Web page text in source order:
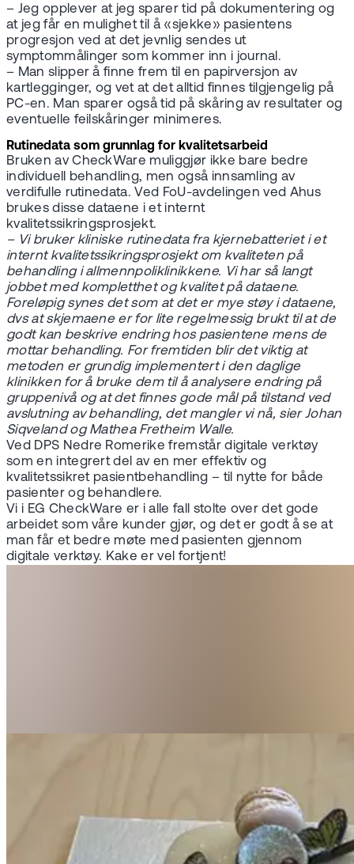
– Jeg opplever at jeg sparer tid på dokumentering og
at jeg får en mulighet til å «sjekke» pasientens
progresjon ved at det jevnlig sendes ut
symptommålinger som kommer inn i journal.
– Man slipper å finne frem til en papirversjon av
kartlegginger, og vet at det alltid finnes tilgjengelig på
PC-en. Man sparer også tid på skåring av resultater og
eventuelle feilskåringer minimeres.
Rutinedata som grunnlag for kvalitetsarbeid
Bruken av CheckWare muliggjør ikke bare bedre
individuell behandling, men også innsamling av
verdifulle rutinedata. Ved FoU-avdelingen ved Ahus
brukes disse dataene i et internt
kvalitetssikringsprosjekt.
– Vi bruker kliniske rutinedata fra kjernebatteriet i et
internt kvalitetssikringsprosjekt om kvaliteten på
behandling i allmennpoliklinikkene. Vi har så langt
jobbet med kompletthet og kvalitet på dataene.
Foreløpig synes det som at det er mye støy i dataene,
dvs at skjemaene er for lite regelmessig brukt til at de
godt kan beskrive endring hos pasientene mens de
mottar behandling. For fremtiden blir det viktig at
metoden er grundig implementert i den daglige
klinikken for å bruke dem til å analysere endring på
gruppenivå og at det finnes gode mål på tilstand ved
avslutning av behandling, det mangler vi nå, sier Johan
Siqveland og Mathea Fretheim Walle.
Ved DPS Nedre Romerike fremstår digitale verktøy
som en integrert del av en mer effektiv og
kvalitetssikret pasientbehandling – til nytte for både
pasienter og behandlere.
Vi i EG CheckWare er i alle fall stolte over det gode
arbeidet som våre kunder gjør, og det er godt å se at
man får et bedre møte med pasienten gjennom
digitale verktøy. Kake er vel fortjent!